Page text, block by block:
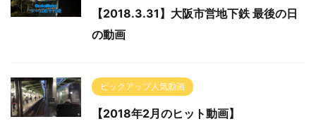
【2018.3.31】大阪市営地下鉄 最後の日
の動画
ピックアップ人気動画
【2018年2月のヒット動画】